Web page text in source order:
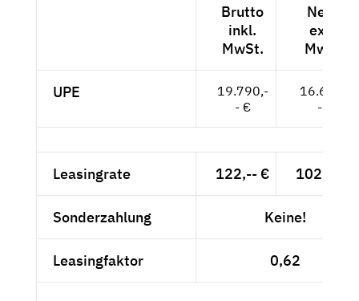
Brutto
inkl.
MwSt.
Netto
exkl.
MwSt.
UPE
19.790,-
- €
16.630,-
- €
Leasingrate 122,-- € 102,52 €
Sonderzahlung Keine!
Leasingfaktor 0,62